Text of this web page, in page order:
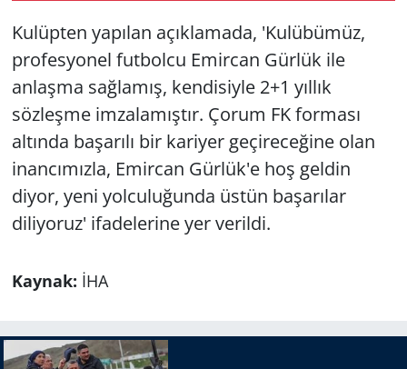
Kulüpten yapılan açıklamada, 'Kulübümüz,
profesyonel futbolcu Emircan Gürlük ile
anlaşma sağlamış, kendisiyle 2+1 yıllık
sözleşme imzalamıştır. Çorum FK forması
altında başarılı bir kariyer geçireceğine olan
inancımızla, Emircan Gürlük'e hoş geldin
diyor, yeni yolculuğunda üstün başarılar
diliyoruz' ifadelerine yer verildi.
Kaynak: İHA